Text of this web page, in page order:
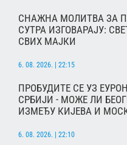
СНАЖНА МОЛИТВА ЗА
СУТРА ИЗГОВАРАЈУ:
СВИХ МАЈКИ
6. 08. 2026. | 22:15
ПРОБУДИТЕ СЕ УЗ
СРБИЈИ - МОЖЕ ЛИ
ИЗМЕЂУ КИЈЕВА И
6. 08. 2026. | 22:10